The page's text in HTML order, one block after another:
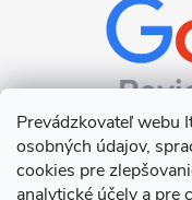
Prevádzkovateľ webu
osobných údajov,
cookies pre
analytické účely a pre